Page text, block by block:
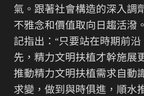
氣。跟著社會構造的深入調
不雅念和價值取向日趨活潑
記指出：“只要站在時期前
先，精力文明扶植才幹施展
推動精力文明扶植需求自動
求變，做到與時俱進，順水